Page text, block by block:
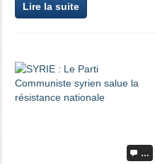
Lire la suite
…